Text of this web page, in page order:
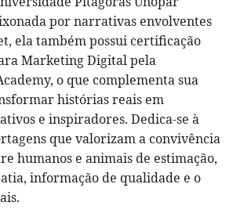
por narrativas envolventes
ela também possui certificação
Marketing Digital pela
o que complementa sua
histórias reais em
e inspiradores. Dedica-se à
que valorizam a convivência
humanos e animais de estimação,
informação de qualidade e o